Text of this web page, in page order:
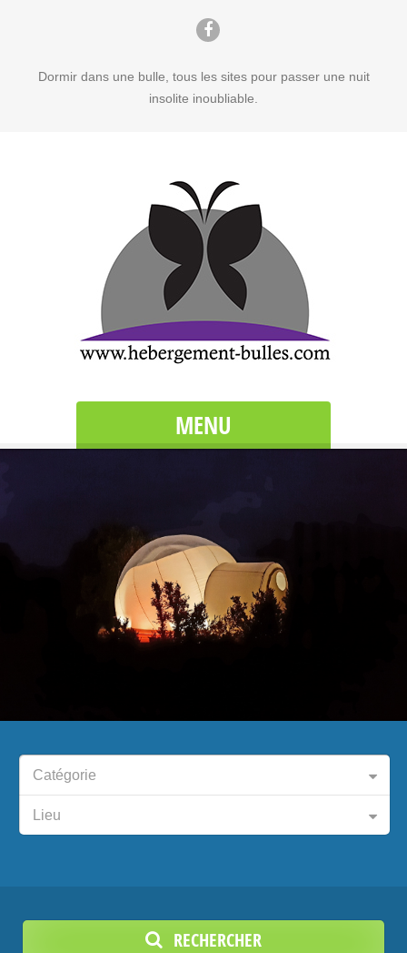
Dormir dans une bulle, tous les sites pour passer une nuit
insolite inoubliable.
MENU
Catégorie
Lieu
RECHERCHER